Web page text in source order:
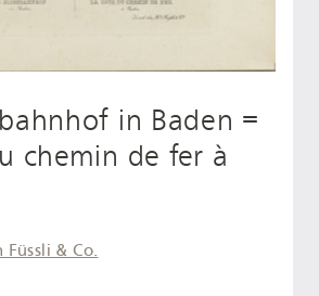
in Baden =
chemin de fer à
Füssli & Co.